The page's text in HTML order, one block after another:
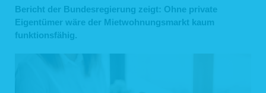
Bericht der Bundesregierung zeigt: Ohne private
Eigentümer wäre der Mietwohnungsmarkt kaum
funktionsfähig.